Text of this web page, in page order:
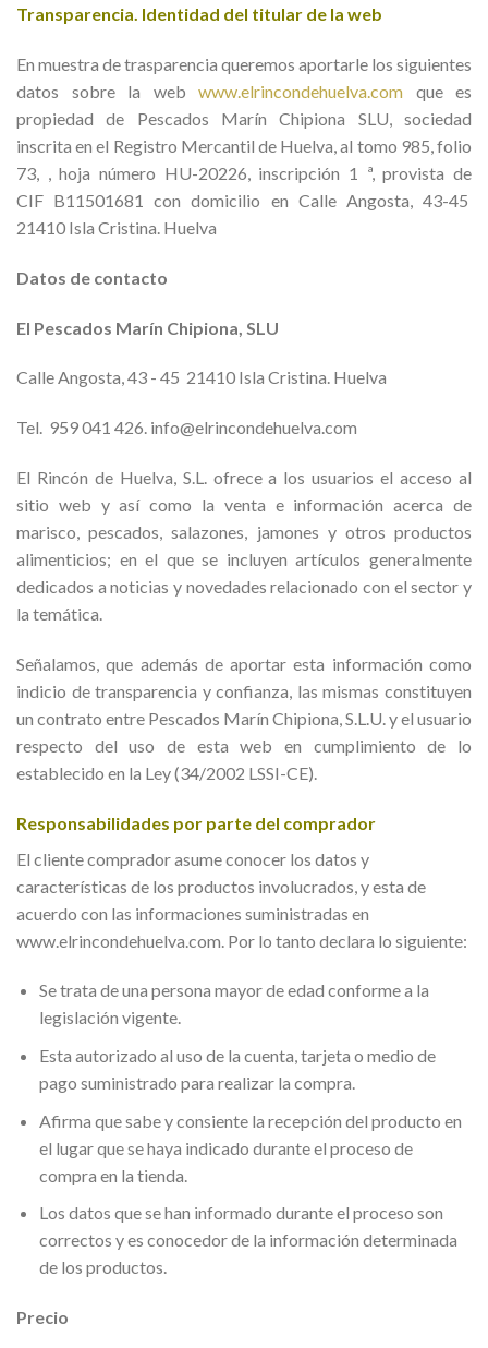
Transparencia. Identidad del titular de la web
En muestra de trasparencia queremos aportarle los siguientes
datos sobre la web www.elrincondehuelva.com que es
propiedad de Pescados Marín Chipiona SLU, sociedad
inscrita en el Registro Mercantil de Huelva, al tomo 985, folio
73, , hoja número HU-20226, inscripción 1 ª, provista de
CIF B11501681 con domicilio en Calle Angosta, 43-45
21410 Isla Cristina. Huelva
Datos de contacto
El Pescados Marín Chipiona, SLU
Calle Angosta, 43 - 45 21410 Isla Cristina. Huelva
Tel. 959 041 426. info@elrincondehuelva.com
El Rincón de Huelva, S.L. ofrece a los usuarios el acceso al
sitio web y así como la venta e información acerca de
marisco, pescados, salazones, jamones y otros productos
alimenticios; en el que se incluyen artículos generalmente
dedicados a noticias y novedades relacionado con el sector y
la temática.
Señalamos, que además de aportar esta información como
indicio de transparencia y confianza, las mismas constituyen
un contrato entre Pescados Marín Chipiona, S.L.U. y el usuario
respecto del uso de esta web en cumplimiento de lo
establecido en la Ley (34/2002 LSSI-CE).
Responsabilidades por parte del comprador
El cliente comprador asume conocer los datos y
características de los productos involucrados, y esta de
acuerdo con las informaciones suministradas en
www.elrincondehuelva.com. Por lo tanto declara lo siguiente:
Se trata de una persona mayor de edad conforme a la
legislación vigente.
Esta autorizado al uso de la cuenta, tarjeta o medio de
pago suministrado para realizar la compra.
Afirma que sabe y consiente la recepción del producto en
el lugar que se haya indicado durante el proceso de
compra en la tienda.
Los datos que se han informado durante el proceso son
correctos y es conocedor de la información determinada
de los productos.
Precio